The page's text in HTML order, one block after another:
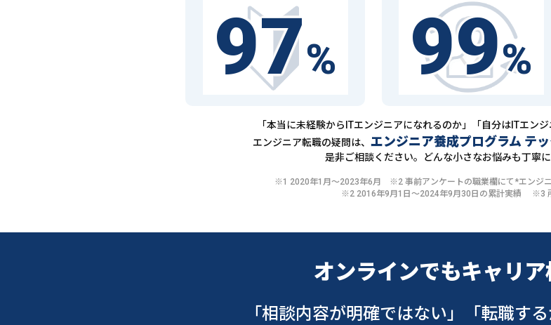
97% 99%
「本当に未経験からITエンジニアになれるのか」「自分はITエン
エンジニア転職の疑問は、 エンジニア養成プログラム テ
是非ご相談ください。どんな小さなお悩みも丁寧に
※1 2020年1月〜2023年6月 ※2 事前アンケートの職業欄にて*エンジニ
※2 2016年9月1日〜2024年9月30日の累計実績 ※3
オンラインでもキャリ
「相談内容が明確ではない」
「転職す